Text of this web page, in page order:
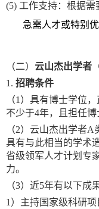
(5) 工作支持：根据需
急需人才或特别
（二） 云山杰出学者
1. 招聘条件
（1） 具有博士学位
不少于4年，且担任博
（2） 云山杰出学者A
具有与此相当的学术
省级领军人才计划专
力。
（3） 近5年有以下成
1）主持国家级科研